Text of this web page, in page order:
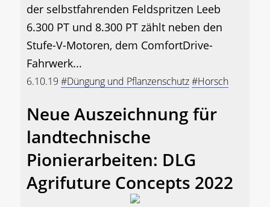
der selbstfahrenden Feldspritzen Leeb
6.300 PT und 8.300 PT zählt neben den
Stufe-V-Motoren, dem ComfortDrive-
Fahrwerk...
6.10.19 #Düngung und Pflanzenschutz#Horsch
Neue Auszeichnung für
landtechnische
Pionierarbeiten: DLG
Agrifuture Concepts 2022